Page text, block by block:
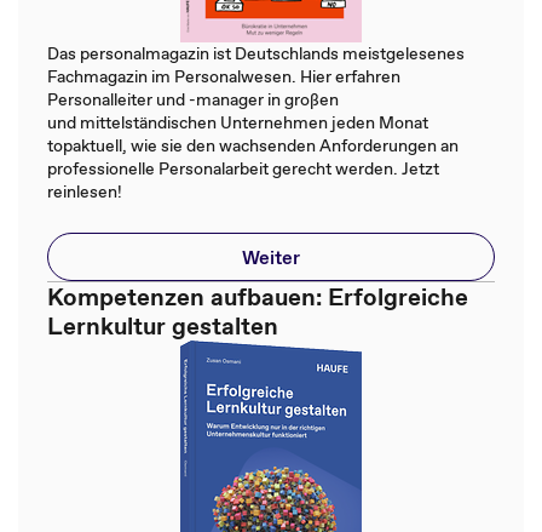
Das personalmagazin ist Deutschlands meistgelesenes
Fachmagazin im Personalwesen. Hier erfahren
Personalleiter und -manager in großen
und mittelständischen Unternehmen jeden Monat
topaktuell, wie sie den wachsenden Anforderungen an
professionelle Personalarbeit gerecht werden. Jetzt
reinlesen!
Weiter
Kompetenzen aufbauen: Erfolgreiche
Lernkultur gestalten